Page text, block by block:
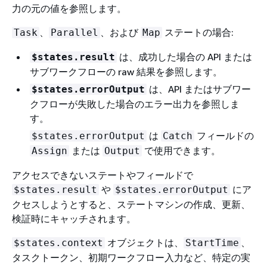
力の元の値を参照します。
Task Parallel 、および Map ステートの場合:
$states.result は、成功した場合の API または
サブワークフローの raw 結果を参照します。
$states.errorOutput は、API またはサブワー
クフローが失敗した場合のエラー出力を参照しま
す。
$states.errorOutput は Catch フィールドの
Assign または Output で使用できます。
アクセスできないステートやフィールドで
$states.result や $states.errorOutput にア
クセスしようとすると、ステートマシンの作成、更新、
検証時にキャッチされます。
$states.context オブジェクトは、 StartTime
タスクトークン、初期ワークフロー入力など、特定の実